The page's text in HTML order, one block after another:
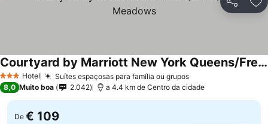
Partilhar
3 EstrelasHotel Suítes espaçosas para família ou grupos
Courtyard by Marriott New York Queens/Fresh Meadows
8,0 Muito boa 2.042 a 4.4 km de Centro da cidade
De € 109